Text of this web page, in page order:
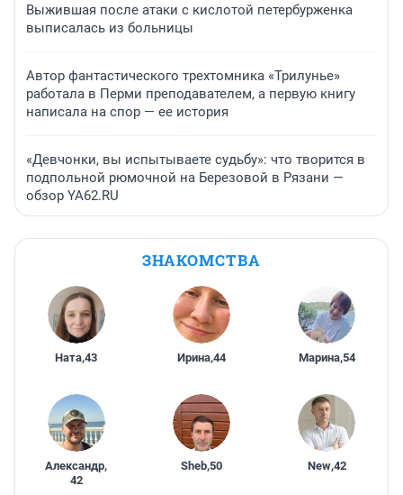
Выжившая после атаки с кислотой петербурженка
выписалась из больницы
Автор фантастического трехтомника «Трилунье»
работала в Перми преподавателем, а первую книгу
написала на спор — ее история
«Девчонки, вы испытываете судьбу»: что творится в
подпольной рюмочной на Березовой в Рязани —
обзор YA62.RU
ЗНАКОМСТВА
Ната,43 Ирина,44 Марина,54
Александр,
42
Sheb,50 New,42